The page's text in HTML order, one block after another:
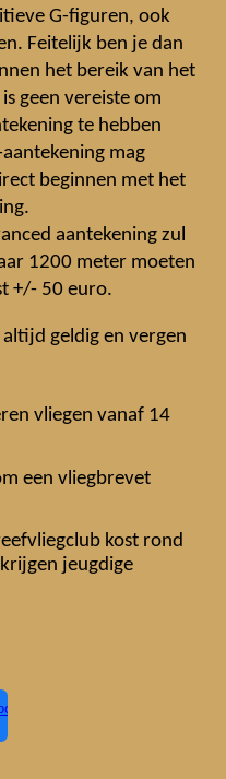
G-figuren, ook
Feitelijk ben je dan
het bereik van het
geen vereiste om
te hebben
mag
beginnen met het
aantekening zul
1200 meter moeten
+/- 50 euro.
geldig en vergen
vliegen vanaf 14
een vliegbrevet
kost rond
jeugdige